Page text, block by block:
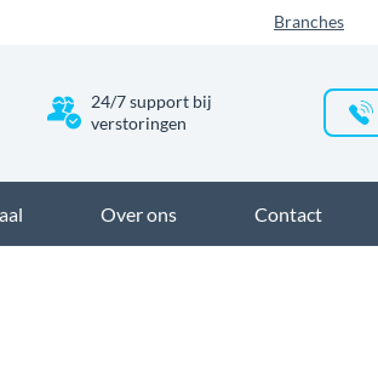
Branches
24/7 support bij
verstoringen
Over ons Contact